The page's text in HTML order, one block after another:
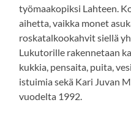
työmaakopiksi Lahteen.
aihetta, vaikka monet
roskatalkookahvit siellä
Lukutorille rakennetaan
kukkia, pensaita, puita,
istuimia sekä Kari Juvan
vuodelta 1992.